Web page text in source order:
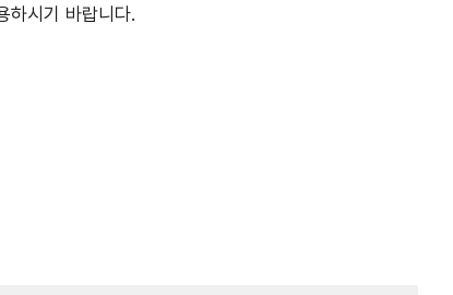
시기 바랍니다.